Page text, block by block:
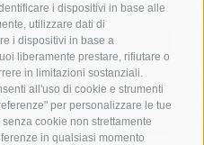
i dispositivi in base alle
utilizzare dati di
i dispositivi in base a
liberamente prestare, rifiutare o
in limitazioni sostanziali.
all'uso di cookie e strumenti
per personalizzare le tue
cookie non strettamente
in qualsiasi momento
ordinanza
polizia municipale
sant'agnello
temporali
treni
vincenzo de luca